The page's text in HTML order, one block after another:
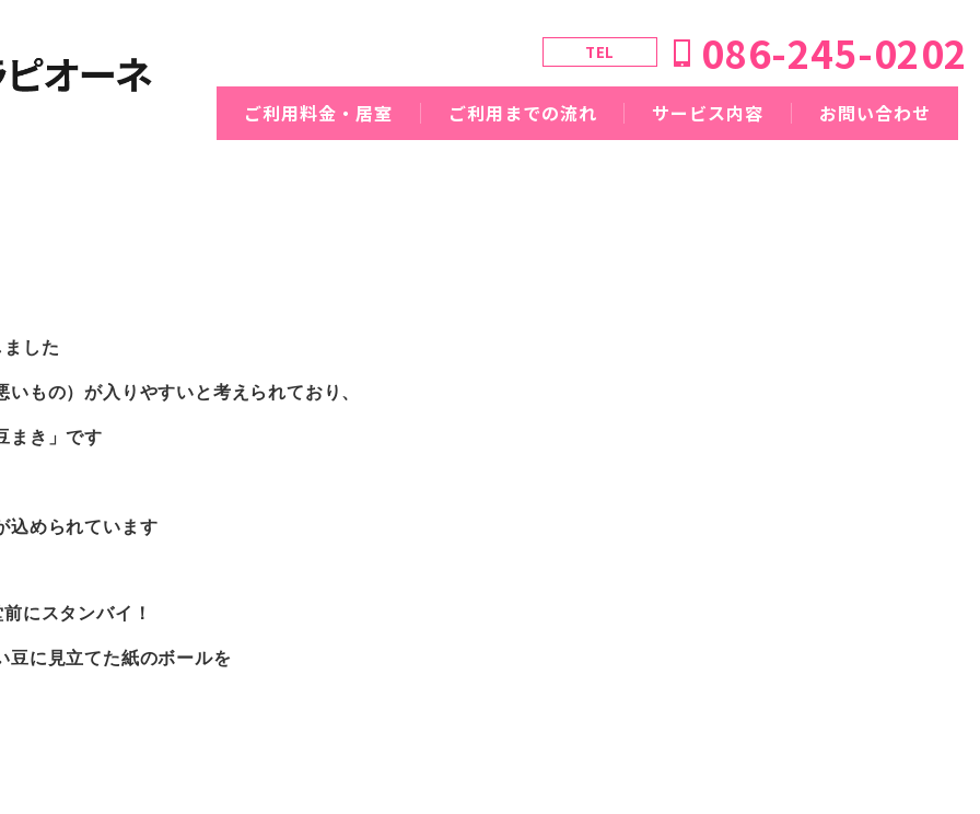
ご利用料金・居室 ご利用までの流れ サービス内容 お問い合わせ
TEL 086-245-0202
した
もの）が入りやすいと考えられており、
まき」です
込められています
にスタンバイ！
豆に見立てた紙のボールを